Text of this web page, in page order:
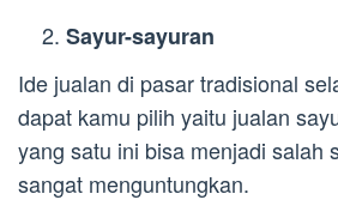
Sayur-sayuran
Ide jualan di pasar tradisional
dapat kamu pilih yaitu jualan
yang satu ini bisa menjadi salah
sangat menguntungkan.